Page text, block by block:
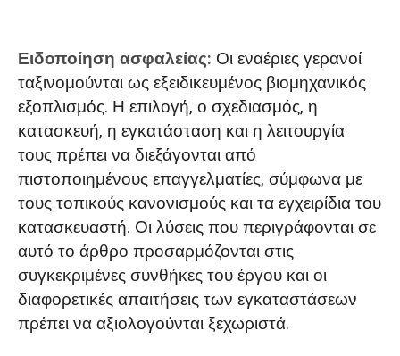
Ειδοποίηση ασφαλείας: Οι εναέριες γερανοί
ταξινομούνται ως εξειδικευμένος βιομηχανικός
εξοπλισμός. Η επιλογή, ο σχεδιασμός, η
κατασκευή, η εγκατάσταση και η λειτουργία
τους πρέπει να διεξάγονται από
πιστοποιημένους επαγγελματίες, σύμφωνα με
τους τοπικούς κανονισμούς και τα εγχειρίδια του
κατασκευαστή. Οι λύσεις που περιγράφονται σε
αυτό το άρθρο προσαρμόζονται στις
συγκεκριμένες συνθήκες του έργου και οι
διαφορετικές απαιτήσεις των εγκαταστάσεων
πρέπει να αξιολογούνται ξεχωριστά.